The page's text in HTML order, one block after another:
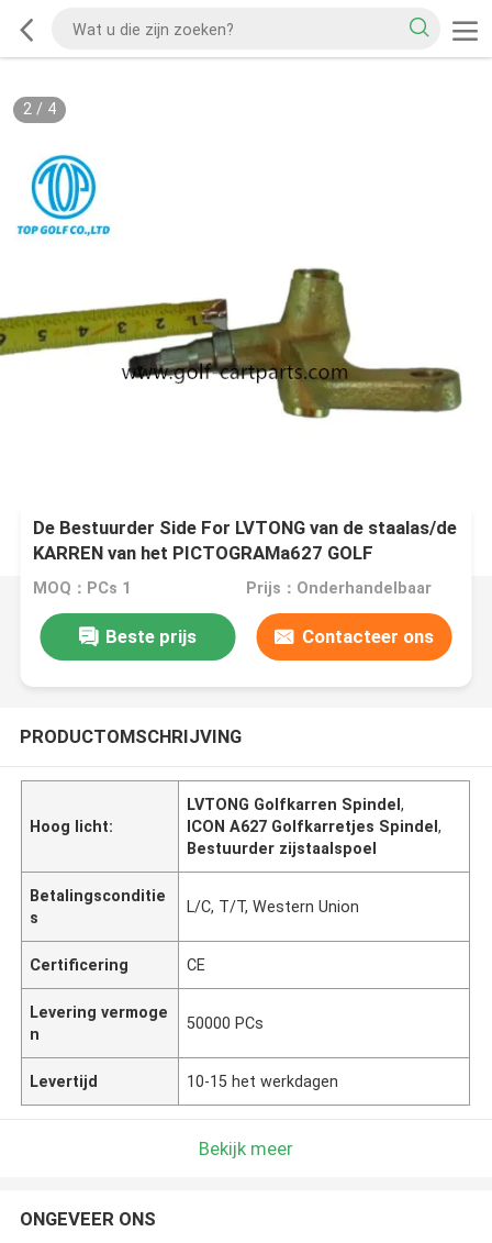
2/ 4
De Bestuurder Side For LVTONG van de staalas/de
KARREN van het PICTOGRAMa627 GOLF
MOQ：PCs 1 Prijs：Onderhandelbaar
Beste prijs Contacteer ons
PRODUCTOMSCHRIJVING
Hoog licht:
LVTONG Golfkarren Spindel,
ICON A627 Golfkarretjes Spindel,
Bestuurder zijstaalspoel
Betalingsconditie
s
L/C, T/T, Western Union
Certificering CE
Levering vermoge
n
50000 PCs
Levertijd 10-15 het werkdagen
Bekijk meer
ONGEVEER ONS